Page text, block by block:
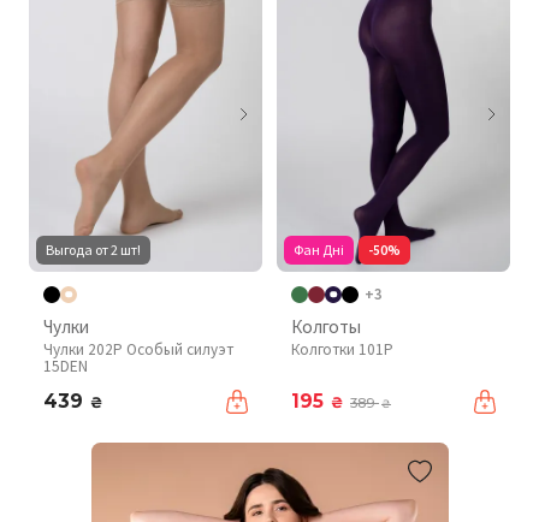
Выгода от 2 шт!
Чулки
Чулки 202P Особый силуэт
15DEN
439 ₴
Фан Дні -50%
+3
Колготы
Колготки 101P
195 ₴ 389₴